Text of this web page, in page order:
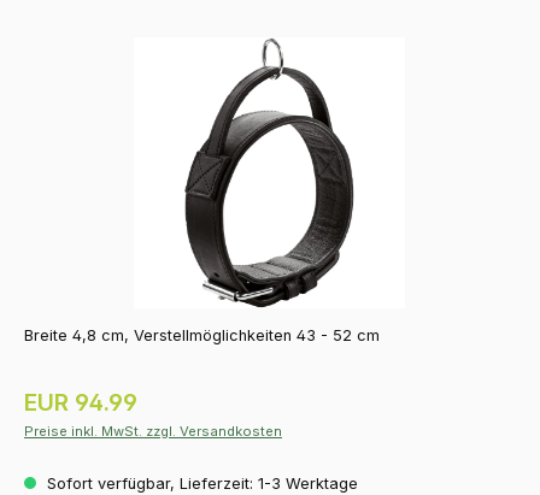
Breite 4,8 cm, Verstellmöglichkeiten 43 - 52 cm
Regulärer Preis:
EUR 94.99
Preise inkl. MwSt. zzgl. Versandkosten
Sofort verfügbar, Lieferzeit: 1-3 Werktage